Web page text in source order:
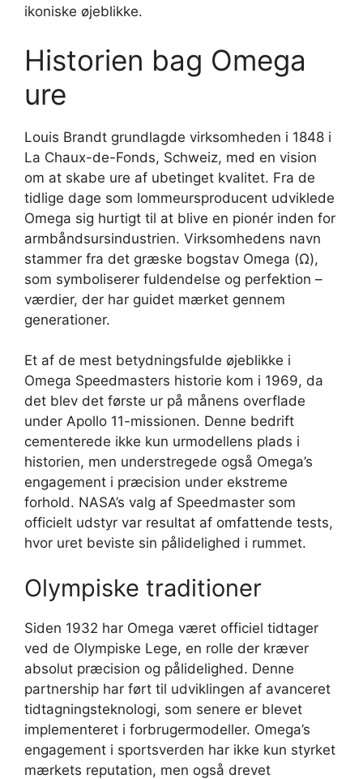
ikoniske øjeblikke.
Historien bag Omega
ure
Louis Brandt grundlagde virksomheden i 1848 i
La Chaux-de-Fonds, Schweiz, med en vision
om at skabe ure af ubetinget kvalitet. Fra de
tidlige dage som lommeursproducent udviklede
Omega sig hurtigt til at blive en pionér inden for
armbåndsursindustrien. Virksomhedens navn
stammer fra det græske bogstav Omega (Ω),
som symboliserer fuldendelse og perfektion –
værdier, der har guidet mærket gennem
generationer.
Et af de mest betydningsfulde øjeblikke i
Omega Speedmasters historie kom i 1969, da
det blev det første ur på månens overflade
under Apollo 11-missionen. Denne bedrift
cementerede ikke kun urmodellens plads i
historien, men understregede også Omega’s
engagement i præcision under ekstreme
forhold. NASA’s valg af Speedmaster som
officielt udstyr var resultat af omfattende tests,
hvor uret beviste sin pålidelighed i rummet.
Olympiske traditioner
Siden 1932 har Omega været officiel tidtager
ved de Olympiske Lege, en rolle der kræver
absolut præcision og pålidelighed. Denne
partnership har ført til udviklingen af avanceret
tidtagningsteknologi, som senere er blevet
implementeret i forbrugermodeller. Omega’s
engagement i sportsverden har ikke kun styrket
mærkets reputation, men også drevet